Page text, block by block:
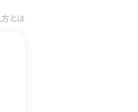
とは